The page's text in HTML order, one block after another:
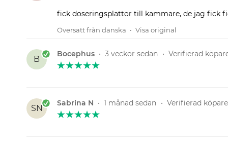
fick doseringsplattor till kammare, de jag fick
Översatt från danska • Visa original
B
Bocephus • 3 veckor sedan • Verifierad
SN
Sabrina N • 1 månad sedan • Verifierad köpare